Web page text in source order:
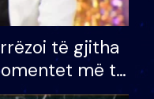
të gjitha
më të
VIP: Do më